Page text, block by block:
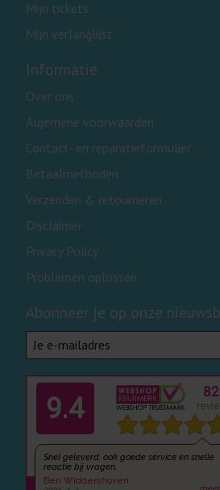
Mijn tickets
Mijn verlanglijst
Informatie
Over ons
Algemene voorwaarden
Contact- en reparatieformulier
Betaalmethoden
Verzenden & retourneren
Disclaimer
Privacy Policy
Problemen oplossen
Abonneer je op onze